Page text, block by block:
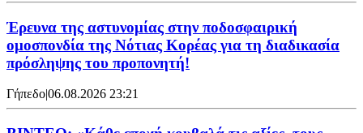
Έρευνα της αστυνομίας στην ποδοσφαιρική
ομοσπονδία της Νότιας Κορέας για τη διαδικασία
πρόσληψης του προπονητή!
Γήπεδο|06.08.2026 23:21